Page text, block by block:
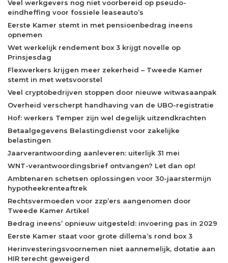
Veel werkgevers nog niet voorbereid op pseudo-
eindheffing voor fossiele leaseauto’s
Eerste Kamer stemt in met pensioenbedrag ineens
opnemen
Wet werkelijk rendement box 3 krijgt novelle op
Prinsjesdag
Flexwerkers krijgen meer zekerheid – Tweede Kamer
stemt in met wetsvoorstel
Veel cryptobedrijven stoppen door nieuwe witwasaanpak
Overheid verscherpt handhaving van de UBO-registratie
Hof: werkers Temper zijn wel degelijk uitzendkrachten
Betaalgegevens Belastingdienst voor zakelijke
belastingen
Jaarverantwoording aanleveren: uiterlijk 31 mei
WNT-verantwoordingsbrief ontvangen? Let dan op!
Ambtenaren schetsen oplossingen voor 30-jaarstermijn
hypotheekrenteaftrek
Rechtsvermoeden voor zzp’ers aangenomen door
Tweede Kamer Artikel
Bedrag ineens’ opnieuw uitgesteld: invoering pas in 2029
Eerste Kamer staat voor grote dillema’s rond box 3
Herinvesteringsvoornemen niet aannemelijk, dotatie aan
HIR terecht geweigerd